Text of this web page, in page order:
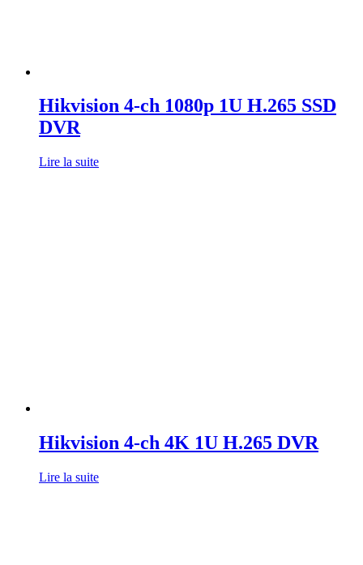
Hikvision 4-ch 1080p 1U H.265 SSD
DVR
Lire la suite
Hikvision 4-ch 4K 1U H.265 DVR
Lire la suite